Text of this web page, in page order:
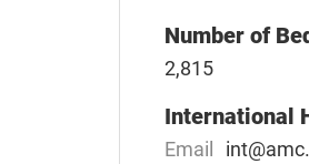
Number of
2,815
International
Email